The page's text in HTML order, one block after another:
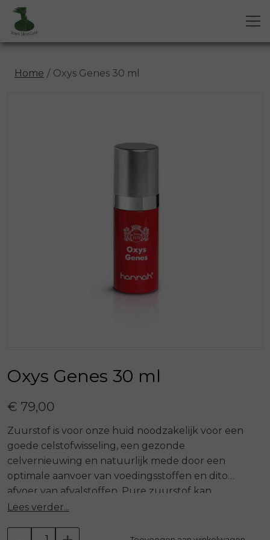
Home Oxys Genes 30 ml
Oxys Genes 30 ml
€ 79,00
Zuurstof is voor onze huid noodzakelijk voor een
goede celstofwisseling, een gezonde
celvernieuwing en natuurlijk mede door een
optimale aanvoer van voedingsstoffen en dito
afvoer van afvalstoffen. Pure zuurstof kan
nomaliter niet toegevoegd worden aan een
daglicht. In Oxys Genes zijn de zuurstofmoleculen
Lees verder...